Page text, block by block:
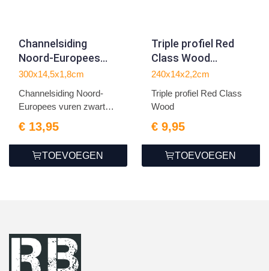
Channelsiding
Noord-Europees
vuren zwart
1.8x14.5x300cm
300x14,5x1,8cm
Channelsiding Noord-
Europees vuren zwart
€ 13,95
TOEVOEGEN
Triple profiel Red
Class Wood
2.2x14.0x240cm
240x14x2,2cm
Triple profiel Red Class
Wood
€ 9,95
TOEVOEGEN